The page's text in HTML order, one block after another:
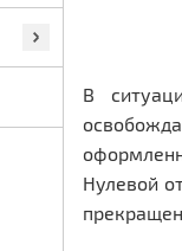
В
Нулевой